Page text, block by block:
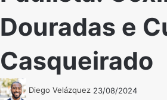
Douradas e
Casqueirado
Diego Velázquez 23/08/2024